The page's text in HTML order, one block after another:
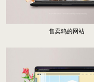
售卖鸡的网站